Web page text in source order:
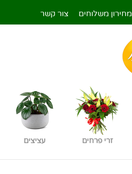
מחירון משלוחים צור קשר
זרי פרחים עציצים